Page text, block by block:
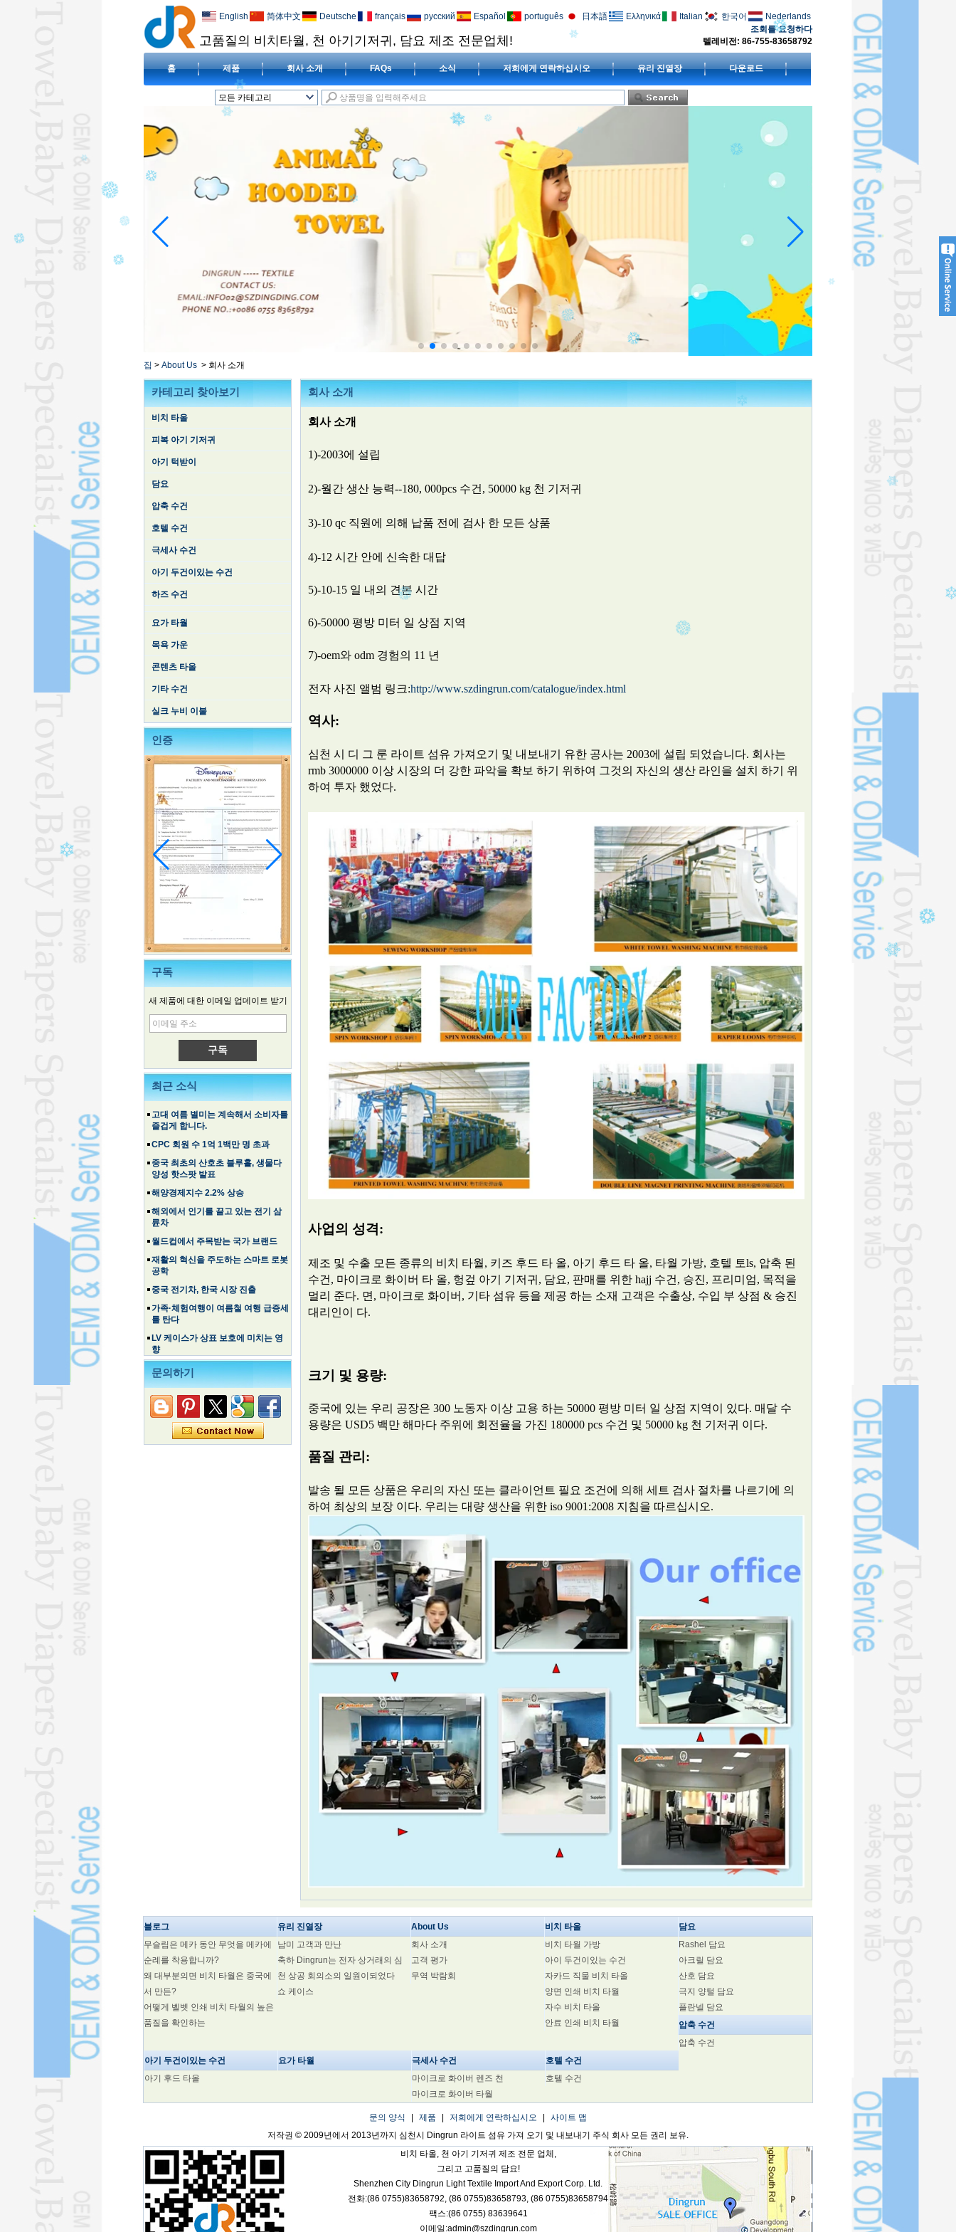
고품질의 비치타월, 천 아기기저귀, 담요 제조 전문업체! 텔레비전: 86-755-83658792
조회를 요청하다
English 简体中文 Deutsche français русский Español português 日本語 Ελληνικά Italian 한국어 Nederlands
홈 제품 회사 소개 FAQs 소식 저희에게 연락하십시오 유리 진열장 다운로드
모든 카테고리
비치 타올L
압축 수건L
하즈 수건L
L
요가 타월L
기타 수건L
실크 누비 이불L
집 > About Us > 회사 소개
카테고리 찾아보기
비치 타올
피복 아기 기저귀
아기 턱받이
담요
압축 수건
호텔 수건
극세사 수건
아기 두건이있는 수건
하즈 수건
요가 타월
목욕 가운
콘텐츠 타올
기타 수건
실크 누비 이불
인증
구독
새 제품에 대한 이메일 업데이트 받기
최근 소식
중국 전기차, 한국 시장 진출
가족·체험여행이 여름철 여행 급증세
향
고대 여름 별미는 계속해서 소비자를
CPC 회원 수 1억 1백만 명 초과
중국 최초의 산호초 블루홀, 생물다
해양경제지수 2.2% 상승
해외에서 인기를 끌고 있는 전기 삼
월드컵에서 주목받는 국가 브랜드
재활의 혁신을 주도하는 스마트 로봇
중국 전기차, 한국 시장 진출
가족·체험여행이 여름철 여행 급증세
LV 케이스가 상표 보호에 미치는 영
고대 여름 별미는 계속해서 소비자를
즐겁게 합니다.
CPC 회원 수 1억 1백만 명 초과
중국 최초의 산호초 블루홀, 생물다
양성 핫스팟 발표
해양경제지수 2.2% 상승
해외에서 인기를 끌고 있는 전기 삼
문의하기
회사 소개
회사 소개
1)-2003에 설립
2)-월간 생산 능력--180, 000pcs 수건, 50000 kg 천 기저귀
3)-10 qc 직원에 의해 납품 전에 검사 한 모든 상품
4)-12 시간 안에 신속한 대답
5)-10-15 일 내의 견본 시간
6)-50000 평방 미터 일 상점 지역
7)-oem와 odm 경험의 11 년
전자 사진 앨범 링크:http://www.szdingrun.com/catalogue/index.html
역사:
심천 시 디 그 룬 라이트 섬유 가져오기 및 내보내기 유한 공사는 2003에 설립 되었습니다. 회사는
rmb 3000000 이상 시장의 더 강한 파악을 확보 하기 위하여 그것의 자신의 생산 라인을 설치 하기 위
하여 투자 했었다.
사업의 성격:
제조 및 수출 모든 종류의 비치 타월, 키즈 후드 타 올, 아기 후드 타 올, 타월 가방, 호텔 토ls, 압축 된
수건, 마이크로 화이버 타 올, 헝겊 아기 기저귀, 담요, 판매를 위한 hajj 수건, 승진, 프리미엄, 목적을
멀리 준다. 면, 마이크로 화이버, 기타 섬유 등을 제공 하는 소재 고객은 수출상, 수입 부 상점 & 승진
대리인이 다.
크기 및 용량:
중국에 있는 우리 공장은 300 노동자 이상 고용 하는 50000 평방 미터 일 상점 지역이 있다. 매달 수
용량은 USD5 백만 해마다 주위에 회전율을 가진 180000 pcs 수건 및 50000 kg 천 기저귀 이다.
품질 관리:
발송 될 모든 상품은 우리의 자신 또는 클라이언트 필요 조건에 의해 세트 검사 절차를 나르기에 의
하여 최상의 보장 이다. 우리는 대량 생산을 위한 iso 9001:2008 지침을 따르십시오.
블로그
무슬림은 메카 동안 무엇을 메카에
순례를 착용합니까?
왜 대부분의면 비치 타월은 중국에
서 만든?
어떻게 벨벳 인쇄 비치 타월의 높은
품질을 확인하는
유리 진열장
남미 고객과 만난
축하 Dingrun는 전자 상거래의 심
천 상공 회의소의 일원이되었다
쇼 케이스
About Us
회사 소개
고객 평가
무역 박람회
비치 타올
비치 타월 가방
아이 두건이있는 수건
자카드 직물 비치 타올
양면 인쇄 비치 타월
자수 비치 타올
안료 인쇄 비치 타월
담요
Rashel 담요
아크릴 담요
산호 담요
극지 양털 담요
플란넬 담요
압축 수건
압축 수건
아기 두건이있는 수건
아기 후드 타올
요가 타월
극세사 수건
마이크로 화이버 렌즈 천
마이크로 화이버 타월
호텔 수건
호텔 수건
문의 양식 제품 저희에게 연락하십시오
사이트 맵
저작권 © 2009년에서 2013년까지 심천시 Dingrun 라이트 섬유 가져 오기 및 내보내기 주식 회사 모든 권리 보유.
비치 타올, 천 아기 기저귀 제조 전문 업체,
그리고 고품질의 담요!
Shenzhen City Dingrun Light Textile Import And Export Corp. Ltd.
전화:(86 0755)83658792, (86 0755)83658793, (86 0755)83658794
팩스:(86 0755) 83639641
이메일:admin@szdingrun.com